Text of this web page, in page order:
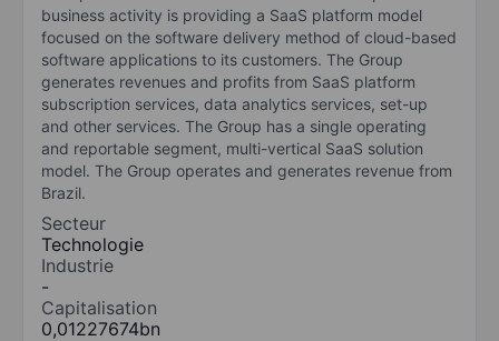
business activity is providing a SaaS platform model
focused on the software delivery method of cloud-based
software applications to its customers. The Group
generates revenues and profits from SaaS platform
subscription services, data analytics services, set-up
and other services. The Group has a single operating
and reportable segment, multi-vertical SaaS solution
model. The Group operates and generates revenue from
Brazil.
Secteur
Technologie
Industrie
-
Capitalisation
0,01227674bn